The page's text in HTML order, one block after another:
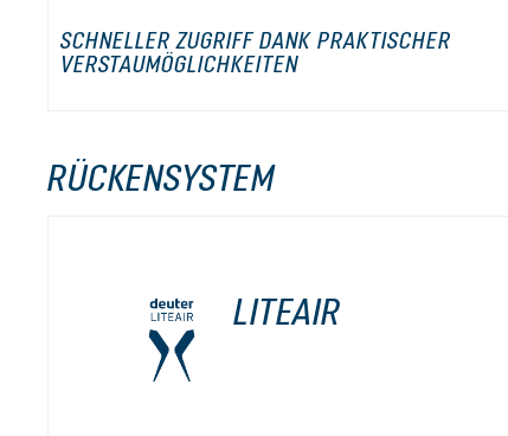
SCHNELLER ZUGRIFF DANK PRAKTISCHER
VERSTAUMÖGLICHKEITEN
RÜCKENSYSTEM
LITEAIR